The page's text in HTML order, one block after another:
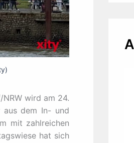
wird am 24.
aus dem In- und
mit zahlreichen
hat sich